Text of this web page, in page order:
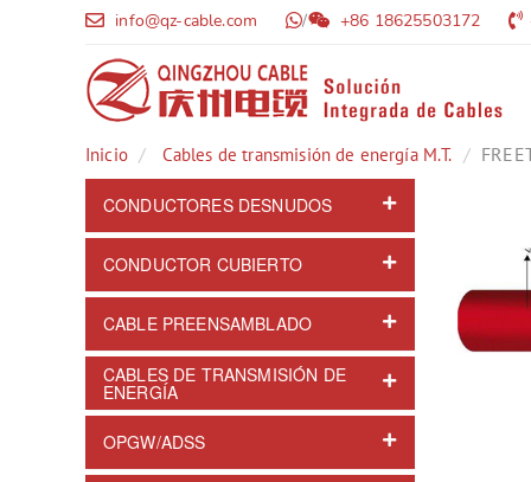
info@qz-cable.com / +86 18625503172
Inicio Cables de transmisión de energía M.T.
CONDUCTORES DESNUDOS
CONDUCTOR CUBIERTO
CABLE PREENSAMBLADO
CABLES DE TRANSMISIÓN DE
ENERGÍA
OPGW/ADSS